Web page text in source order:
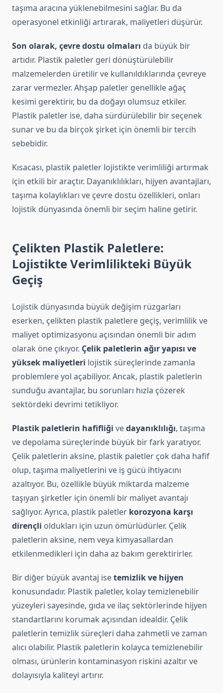
taşıma aracına yüklenebilmesini sağlar. Bu da
operasyonel etkinliği artırarak, maliyetleri düşürür.
Son olarak, çevre dostu olmaları da büyük bir
artıdır. Plastik paletler geri dönüştürülebilir
malzemelerden üretilir ve kullanıldıklarında çevreye
zarar vermezler. Ahşap paletler genellikle ağaç
kesimi gerektirir, bu da doğayı olumsuz etkiler.
Plastik paletler ise, daha sürdürülebilir bir seçenek
sunar ve bu da birçok şirket için önemli bir tercih
sebebidir.
Kısacası, plastik paletler lojistikte verimliliği artırmak
için etkili bir araçtır. Dayanıklılıkları, hijyen avantajları,
taşıma kolaylıkları ve çevre dostu özellikleri, onları
lojistik dünyasında önemli bir seçim haline getirir.
Çelikten Plastik Paletlere:
Lojistikte Verimlilikteki Büyük
Geçiş
Lojistik dünyasında büyük değişim rüzgarları
eserken, çelikten plastik paletlere geçiş, verimlilik ve
maliyet optimizasyonu açısından önemli bir adım
olarak öne çıkıyor. Çelik paletlerin ağır yapısı ve
yüksek maliyetleri lojistik süreçlerinde zamanla
problemlere yol açabiliyor. Ancak, plastik paletlerin
sunduğu avantajlar, bu sorunları hızla çözerek
sektördeki devrimi tetikliyor.
Plastik paletlerin hafifliği vedayanıklılığı, taşıma
ve depolama süreçlerinde büyük bir fark yaratıyor.
Çelik paletlerin aksine, plastik paletler çok daha hafif
olup, taşıma maliyetlerini ve iş gücü ihtiyacını
azaltıyor. Bu, özellikle büyük miktarda malzeme
taşıyan şirketler için önemli bir maliyet avantajı
sağlıyor. Ayrıca, plastik paletler korozyona karşı
dirençli oldukları için uzun ömürlüdürler. Çelik
paletlerin aksine, nem veya kimyasallardan
etkilenmedikleri için daha az bakım gerektirirler.
Bir diğer büyük avantaj isetemizlik ve hijyen
konusundadır. Plastik paletler, kolay temizlenebilir
yüzeyleri sayesinde, gıda ve ilaç sektörlerinde hijyen
standartlarını korumak açısından idealdir. Çelik
paletlerin temizlik süreçleri daha zahmetli ve zaman
alıcı olabilir. Plastik paletlerin kolayca temizlenebilir
olması, ürünlerin kontaminasyon riskini azaltır ve
dolayısıyla kaliteyi artırır.